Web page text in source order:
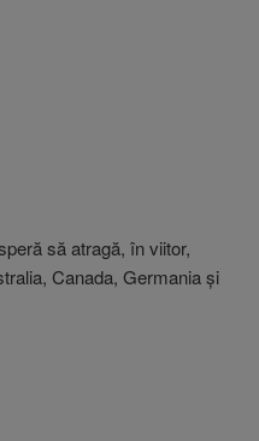
să atragă, în viitor,
Canada, Germania şi